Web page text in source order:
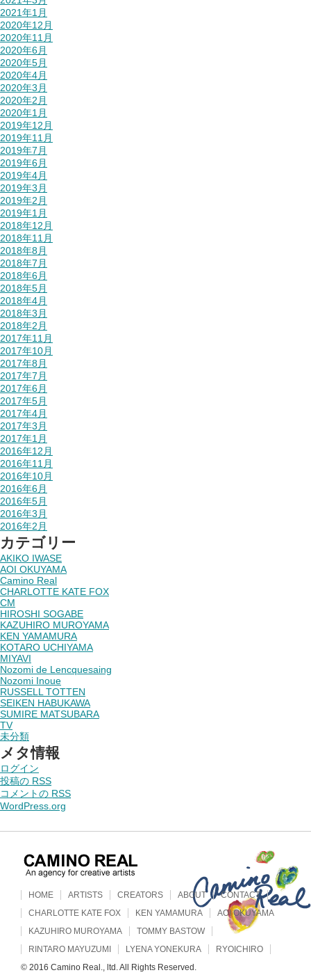
2021年1月
2020年12月
2020年11月
2020年6月
2020年5月
2020年4月
2020年3月
2020年2月
2020年1月
2019年12月
2019年11月
2019年7月
2019年6月
2019年4月
2019年3月
2019年2月
2019年1月
2018年12月
2018年11月
2018年8月
2018年7月
2018年6月
2018年5月
2018年4月
2018年3月
2018年2月
2017年11月
2017年10月
2017年8月
2017年7月
2017年6月
2017年5月
2017年4月
2017年3月
2017年1月
2016年12月
2016年11月
2016年10月
2016年6月
2016年5月
2016年3月
2016年2月
カテゴリー
AKIKO IWASE
AOI OKUYAMA
Camino Real
CHARLOTTE KATE FOX
CM
HIROSHI SOGABE
KAZUHIRO MUROYAMA
KEN YAMAMURA
KOTARO UCHIYAMA
MIYAVI
Nozomi de Lencquesaing
Nozomi Inoue
RUSSELL TOTTEN
SEIKEN HABUKAWA
SUMIRE MATSUBARA
TV
未分類
メタ情報
ログイン
投稿の RSS
コメントの RSS
WordPress.org
HOME ARTISTS CREATORS ABOUT
CONTACT
CHARLOTTE KATE FOX
KEN YAMAMURA
AOI OKUYAMA
KAZUHIRO MUROYAMA
TOMMY BASTOW
RINTARO MAYUZUMI
LYENA YONEKURA
RYOICHIRO
© 2016 Camino Real., ltd. All Rights Reserved.